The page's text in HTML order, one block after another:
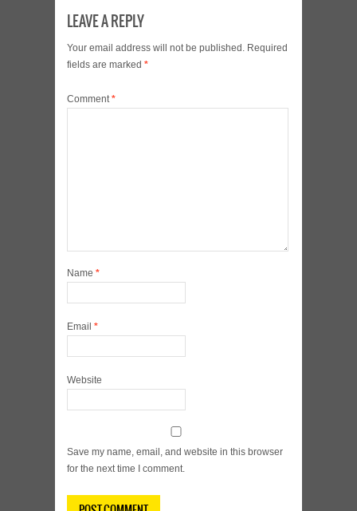
LEAVE A REPLY
Your email address will not be published. Required
fields are marked *
Comment*
Name *
Email *
Website
Save my name, email, and website in this browser
for the next time I comment.